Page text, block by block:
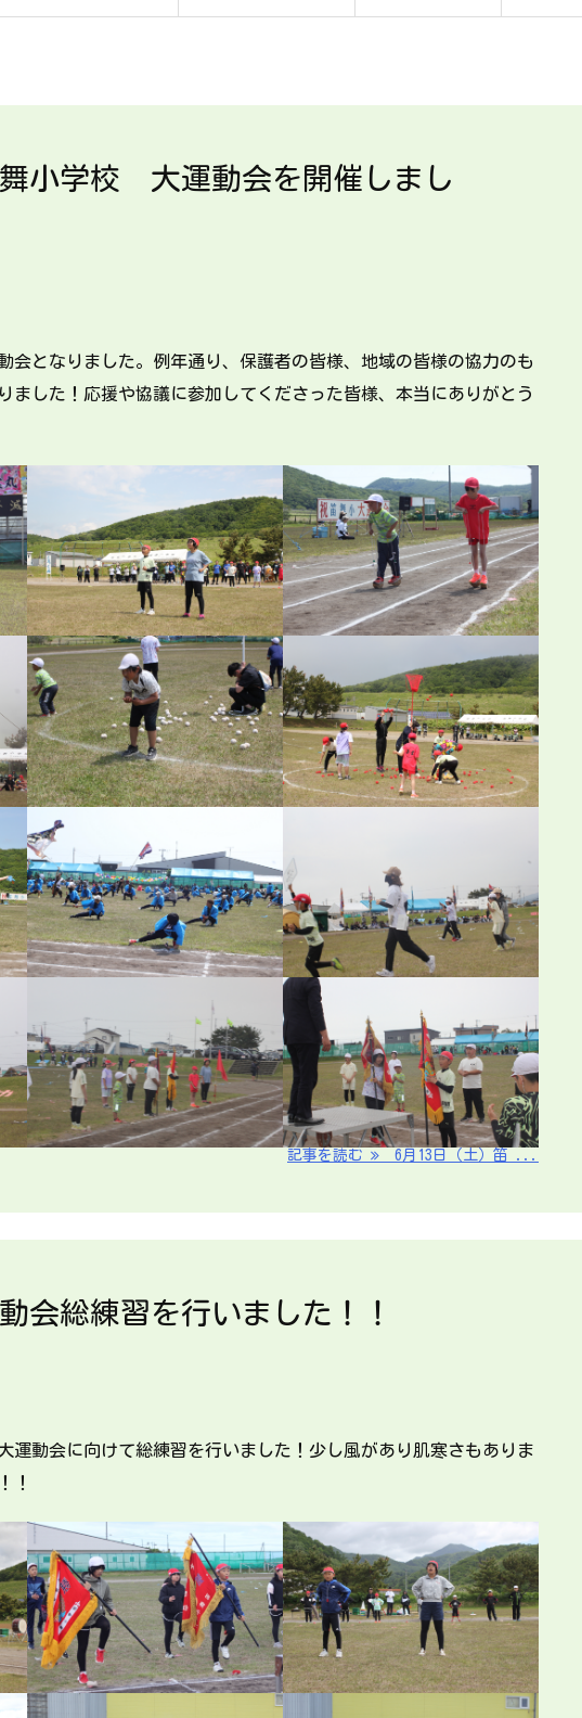
小学校 大運動会を開催しまし
会となりました。例年通り、保護者の皆様、地域の皆様の協力のも
ました！応援や協議に参加してくださった皆様、本当にありがとう
記事を読む 6月13日（土）笛 ...
会総練習を行いました！！
運動会に向けて総練習を行いました！少し風があり肌寒さもありま
！